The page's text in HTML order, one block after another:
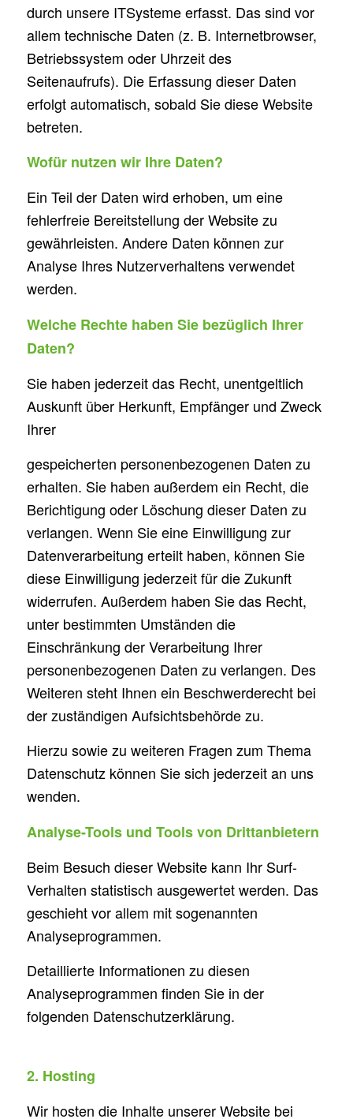
durch unsere ITSysteme erfasst. Das sind vor
allem technische Daten (z. B. Internetbrowser,
Betriebssystem oder Uhrzeit des
Seitenaufrufs). Die Erfassung dieser Daten
erfolgt automatisch, sobald Sie diese Website
betreten.
Wofür nutzen wir Ihre Daten?
Ein Teil der Daten wird erhoben, um eine
fehlerfreie Bereitstellung der Website zu
gewährleisten. Andere Daten können zur
Analyse Ihres Nutzerverhaltens verwendet
werden.
Welche Rechte haben Sie bezüglich Ihrer
Daten?
Sie haben jederzeit das Recht, unentgeltlich
Auskunft über Herkunft, Empfänger und Zweck
Ihrer
gespeicherten personenbezogenen Daten zu
erhalten. Sie haben außerdem ein Recht, die
Berichtigung oder Löschung dieser Daten zu
verlangen. Wenn Sie eine Einwilligung zur
Datenverarbeitung erteilt haben, können Sie
diese Einwilligung jederzeit für die Zukunft
widerrufen. Außerdem haben Sie das Recht,
unter bestimmten Umständen die
Einschränkung der Verarbeitung Ihrer
personenbezogenen Daten zu verlangen. Des
Weiteren steht Ihnen ein Beschwerderecht bei
der zuständigen Aufsichtsbehörde zu.
Hierzu sowie zu weiteren Fragen zum Thema
Datenschutz können Sie sich jederzeit an uns
wenden.
Analyse-Tools und Tools von Drittanbietern
Beim Besuch dieser Website kann Ihr Surf-
Verhalten statistisch ausgewertet werden. Das
geschieht vor allem mit sogenannten
Analyseprogrammen.
Detaillierte Informationen zu diesen
Analyseprogrammen finden Sie in der
folgenden Datenschutzerklärung.
2. Hosting
Wir hosten die Inhalte unserer Website bei